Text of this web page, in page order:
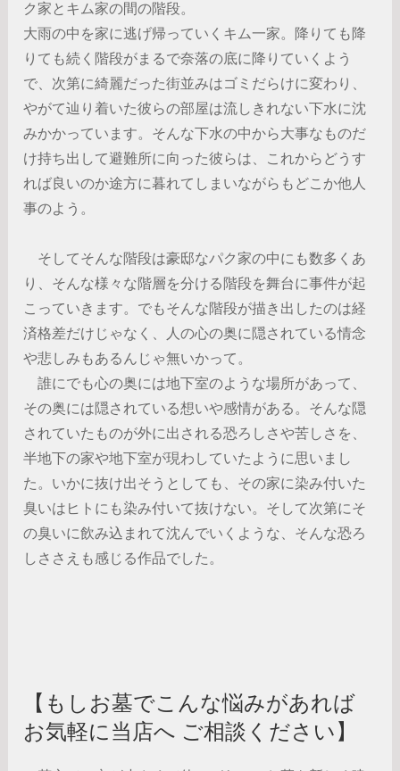
ク家とキム家の間の階段。
大雨の中を家に逃げ帰っていくキム一家。降りても降
りても続く階段がまるで奈落の底に降りていくよう
で、次第に綺麗だった街並みはゴミだらけに変わり、
やがて辿り着いた彼らの部屋は流しきれない下水に沈
みかかっています。そんな下水の中から大事なものだ
け持ち出して避難所に向った彼らは、これからどうす
れば良いのか途方に暮れてしまいながらもどこか他人
事のよう。
そしてそんな階段は豪邸なパク家の中にも数多くあ
り、そんな様々な階層を分ける階段を舞台に事件が起
こっていきます。でもそんな階段が描き出したのは経
済格差だけじゃなく、人の心の奥に隠されている情念
や悲しみもあるんじゃ無いかって。
誰にでも心の奥には地下室のような場所があって、
その奥には隠されている想いや感情がある。そんな隠
されていたものが外に出される恐ろしさや苦しさを、
半地下の家や地下室が現わしていたように思いまし
た。いかに抜け出そうとしても、その家に染み付いた
臭いはヒトにも染み付いて抜けない。そして次第にそ
の臭いに飲み込まれて沈んでいくような、そんな恐ろ
しささえも感じる作品でした。
【もしお墓でこんな悩みがあれば
お気軽に当店へ ご相談ください】